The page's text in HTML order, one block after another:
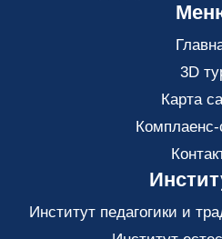
3D
Карта
Институт педагогики и